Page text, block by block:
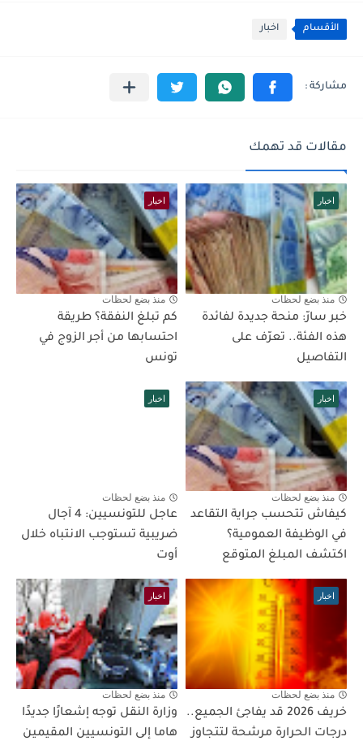
الأقسام اخبار
مقالات قد تهمك
اخبار
منذ بضع لحظات
خبر سارّ: منحة جديدة لفائدة
هذه الفئة.. تعرّف على
التفاصيل
اخبار
منذ بضع لحظات
كم تبلغ النفقة؟ طريقة
احتسابها من أجر الزوج في
تونس
اخبار
منذ بضع لحظات
كيفاش تتحسب جراية التقاعد
في الوظيفة العمومية؟
اكتشف المبلغ المتوقع
اخبار
منذ بضع لحظات
عاجل للتونسيين: 4 آجال
ضريبية تستوجب الانتباه خلال
أوت
اخبار
منذ بضع لحظات
خريف 2026 قد يفاجئ الجميع..
درجات الحرارة مرشحة لتتجاوز
اخبار
منذ بضع لحظات
وزارة النقل توجه إشعارًا جديدًا
هاما إلى التونسيين المقيمين